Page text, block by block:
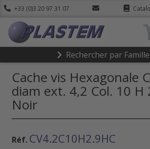
+33 (0)3 20 97 31 07
Rechercher par Famille
Cache vis Hexagonale
diam ext. 4,2 Col. 10 H
Noir
Réf. CV4.2C10H2.9HC